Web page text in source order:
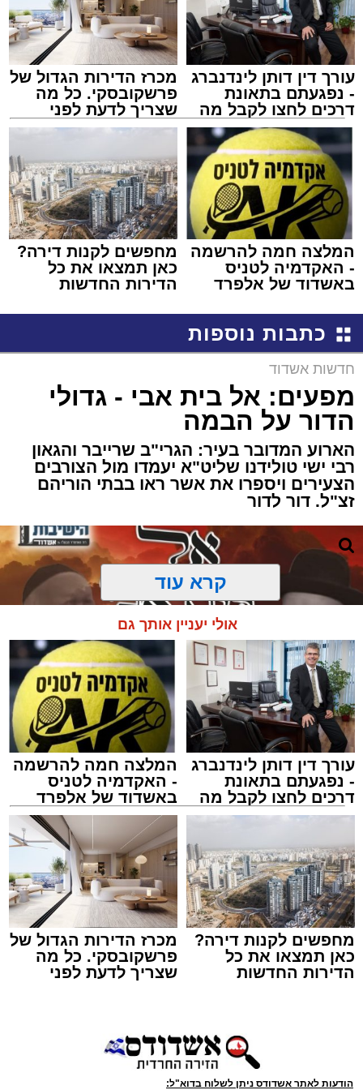
עורך דין דותן לינדנברג
- נפגעתם בתאונת
דרכים לחצו לקבל מה
שמגיע לכם
מכרז הדירות הגדול של
פרשקובסקי. כל מה
שצריך לדעת לפני
שמגישים הצעה לדירה
המלצה חמה להרשמה
- האקדמיה לטניס
באשדוד של אלפרד
מחפשים לקנות דירה?
כאן תמצאו את כל
הדירות החדשות
כתבות נוספות
חדשות אשדוד
מפעים: אל בית אבי - גדולי
הדור על הבמה
הארוע המדובר בעיר: הגרי"ב שרייבר והגאון
רבי ישי טולידנו שליט"א יעמדו מול הצורבים
הצעירים ויספרו את אשר ראו בבתי הוריהם
זצ"ל. דור לדור
מעגלים
מנהל האתר / 20:31 06.08.26
תגים:הגרי"ב שרייבר מעגלים
'אלול', והם יזכו לשמוע את גדולי הדור, מרן הגרי"ב
שרייבר שליט"א והגאון רבי ישאי טולידנו שליט"א,
קרא עוד
אולי יעניין אותך גם
עורך דין דותן לינדנברג
- נפגעתם בתאונת
דרכים לחצו לקבל מה
שמגיע לכם
המלצה חמה להרשמה
- האקדמיה לטניס
באשדוד של אלפרד
קריאולנסקי - לילדים
מחפשים לקנות דירה?
כאן תמצאו את כל
הדירות החדשות
מכרז הדירות הגדול של
פרשקובסקי. כל מה
שצריך לדעת לפני
הודעות לאתר אשדודס ניתן לשלוח בדוא"ל: